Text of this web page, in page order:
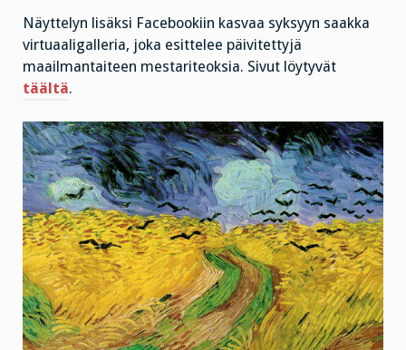
Näyttelyn lisäksi Facebookiin kasvaa syksyyn saakka
virtuaaligalleria, joka esittelee päivitettyjä
maailmantaiteen mestariteoksia. Sivut löytyvät
täältä.